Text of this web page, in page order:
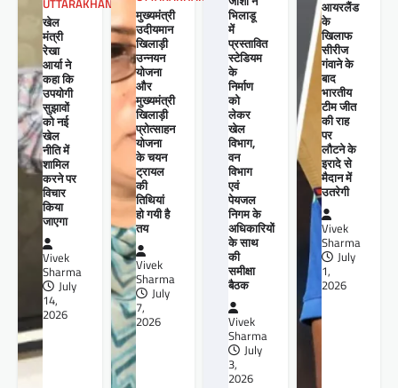
UTTARAKHAND
खेल
मंत्री
रेखा
आर्या ने
कहा कि
उपयोगी
सुझावों
को नई
खेल
नीति में
शामिल
करने पर
विचार
किया
जाएगा
Vivek
Sharma
July
14,
2026
मुख्यमंत्री
उदीयमान
खिलाड़ी
उन्नयन
योजना
और
मुख्यमंत्री
खिलाड़ी
प्रोत्साहन
योजना
के चयन
ट्रायल
की
तिथियां
हो गयी है
तय
Vivek
Sharma
July
7,
2026
भिलाडू
में
प्रस्तावित
स्टेडियम
के
निर्माण
को
लेकर
खेल
विभाग,
वन
विभाग
एवं
पेयजल
निगम के
अधिकारियों
के साथ
की
समीक्षा
बैठक
Vivek
Sharma
July
3,
2026
आयरलैंड
के
खिलाफ
सीरीज
गंवाने के
बाद
भारतीय
टीम जीत
की राह
पर
लौटने के
इरादे से
मैदान में
उतरेगी
Vivek
Sharma
July
1,
2026